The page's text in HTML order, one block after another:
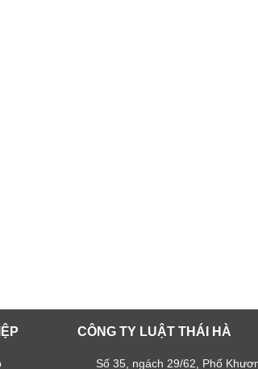
CÔNG TY LUẬT THÁI HÀ
Số 35, ngách 29/62, Phố